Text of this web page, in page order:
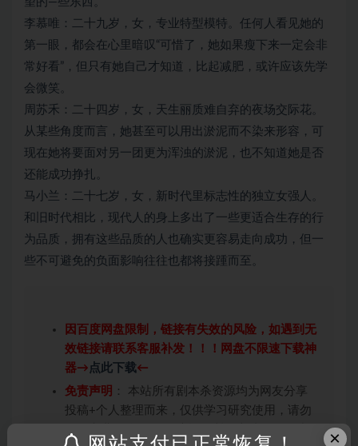
李慕唯：二十九岁，女，专业特型模特。任何人看见她的
第一眼，都会在心里暗叹“可惜了，她如果瘦下来一定会非
常好看”，但只有她自己才知道，比起减肥，或许应该先学
会微笑。
周苏禾：二十四岁，女，天生丽质难自弃的夜场交际花。
从某些角度而言，她甚至可以用出淤泥而不染来形容，可
现在她将要面对另一团更为浑浊的淤泥，也不知道她是否
还能成功挣扎。
马小兰：二十七岁，女，新时代里标志性的独立女强人。
和旧时代相比，现代人的身上多出了一些更适合生存的行
为品质，拥有这些品质的人也确实更容易走向成功，但一
些不可避免的负面影响往往也都将接踵而至。
因百度网盘限制，链接有失效的风险，如遇到无
效链接请联系客服补发！！！网盘不限速下载神
器→ 点此下载←
免责声明 ： 本站所有剧本杀资源均为网友分享
投稿+个人整理而来，仅供学习研究使用，请勿
×